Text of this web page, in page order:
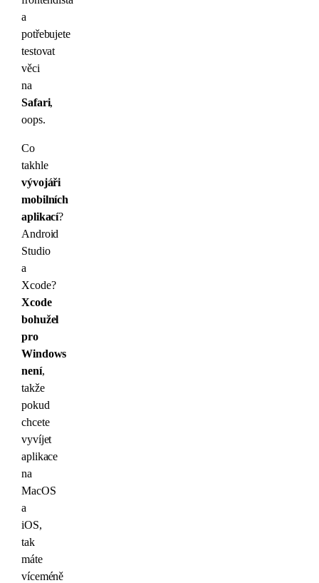
a
potřebujete
testovat
věci
na
Safari,
oops.
Co
takhle
vývojáři
mobilních
aplikací?
Android
Studio
a
Xcode?
Xcode
bohužel
pro
Windows
není,
takže
pokud
chcete
vyvíjet
aplikace
na
MacOS
a
iOS,
tak
máte
víceméně